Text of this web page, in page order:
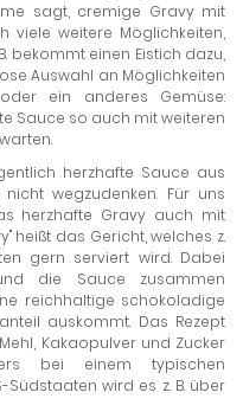
sagt, cremige Gravy mit
viele weitere Möglichkeiten,
bekommt einen Eistich dazu,
Auswahl an Möglichkeiten
ein anderes Gemüse:
Sauce so auch mit weiteren
herzhafte Sauce aus
wegzudenken. Für uns
herzhafte Gravy auch mit
heißt das Gericht, welches z.
gern serviert wird. Dabei
die Sauce zusammen
reichhaltige schokoladige
auskommt. Das Rezept
Kakaopulver und Zucker
bei einem typischen
wird es z. B. über